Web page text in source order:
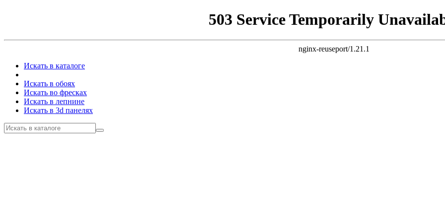
503 Service Temporarily
nginx-reuseport/1.21.1
Искать в каталоге
Искать в обоях
Искать во фресках
Искать в лепнине
Искать в 3d панелях